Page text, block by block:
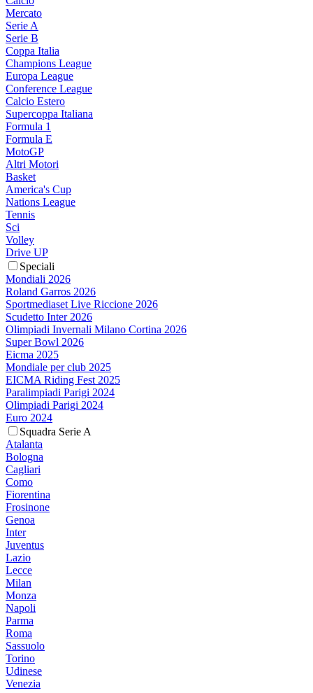
Mercato
Serie A
Serie B
Coppa Italia
Champions League
Europa League
Conference League
Calcio Estero
Supercoppa Italiana
Formula 1
Formula E
MotoGP
Altri Motori
Basket
America's Cup
Nations League
Tennis
Sci
Volley
Drive UP
Speciali
Mondiali 2026
Roland Garros 2026
Sportmediaset Live Riccione 2026
Scudetto Inter 2026
Olimpiadi Invernali Milano Cortina 2026
Super Bowl 2026
Eicma 2025
Mondiale per club 2025
EICMA Riding Fest 2025
Paralimpiadi Parigi 2024
Olimpiadi Parigi 2024
Euro 2024
Squadra Serie A
Atalanta
Bologna
Cagliari
Como
Fiorentina
Frosinone
Genoa
Inter
Juventus
Lazio
Lecce
Milan
Monza
Napoli
Parma
Roma
Sassuolo
Torino
Udinese
Venezia